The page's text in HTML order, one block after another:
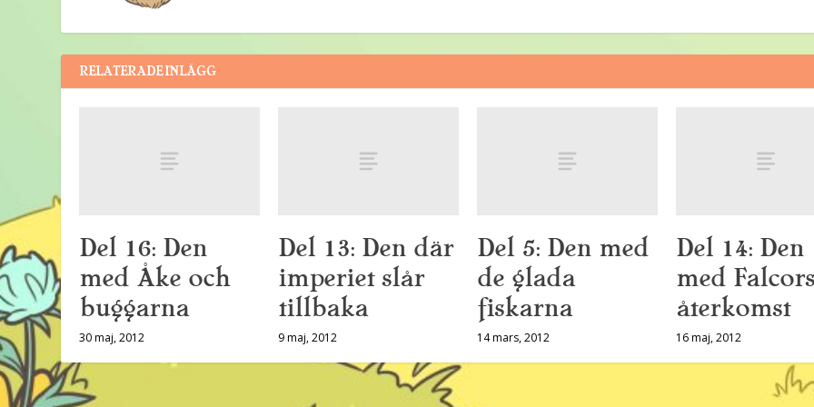
RELATERADE INLÄGG
Del 16: Den
med Åke och
buggarna
30 maj, 2012
Del 13: Den där
imperiet slår
tillbaka
9 maj, 2012
Del 5: Den med
de glada
fiskarna
14 mars, 2012
Del 14: Den
med Falcors
återkomst
16 maj, 2012